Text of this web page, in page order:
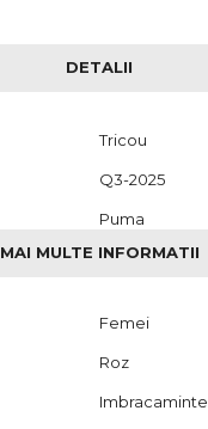
DETALII
Tricou
Q3-2025
Puma
MAI MULTE INFORMATII
Femei
Roz
Imbracaminte